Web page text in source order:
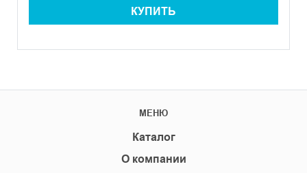
КУПИТЬ
МЕНЮ
Каталог
О компании